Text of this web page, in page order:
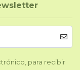
para recibir